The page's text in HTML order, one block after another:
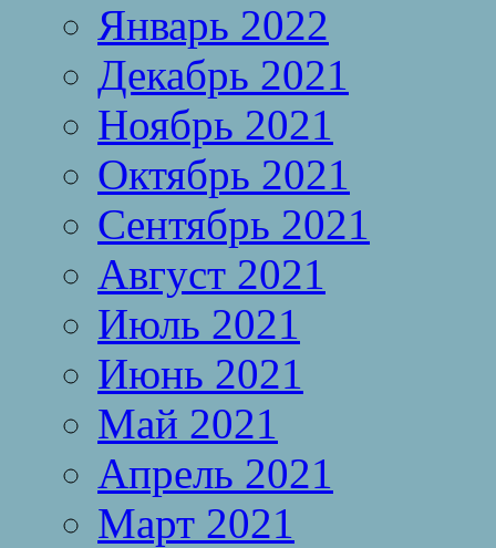
Январь 2022
Декабрь 2021
Ноябрь 2021
Октябрь 2021
Сентябрь 2021
Август 2021
Июль 2021
Июнь 2021
Май 2021
Апрель 2021
Март 2021